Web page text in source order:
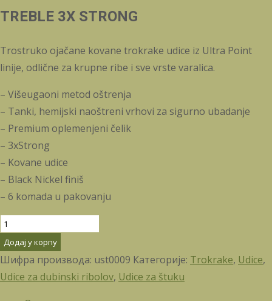
TREBLE 3X STRONG
Trostruko ojačane kovane trokrake udice iz Ultra Point
linije, odlične za krupne ribe i sve vrste varalica.
– Višeugaoni metod oštrenja
– Tanki, hemijski naoštreni vrhovi za sigurno ubadanje
– Premium oplemenjeni čelik
– 3xStrong
– Kovane udice
– Black Nickel finiš
– 6 komada u pakovanju
MUSTAD
36329NP-
BN
ULTRAPOINT
Додај у корпу
Шифра производа: ust0009 Категорије: Trokrake, Udice,
Udice za dubinski ribolov, Udice za štuku